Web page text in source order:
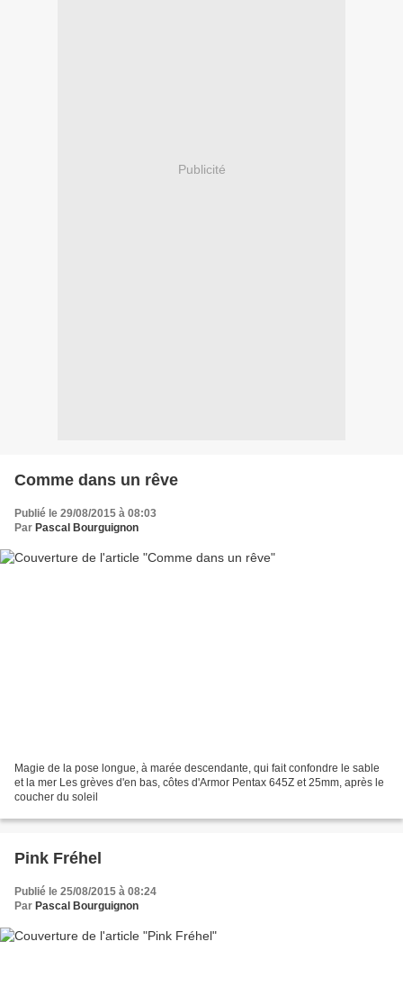
Publicité
Comme dans un rêve
Publié le 29/08/2015 à 08:03
Par Pascal Bourguignon
Magie de la pose longue, à marée descendante, qui fait confondre le sable
et la mer Les grèves d'en bas, côtes d'Armor Pentax 645Z et 25mm, après le
coucher du soleil
Pink Fréhel
Publié le 25/08/2015 à 08:24
Par Pascal Bourguignon